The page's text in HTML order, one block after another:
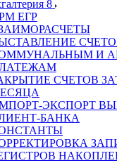
8
ЕГР
И
СЧЕТОВ
ЭКСПОРТ
БАНКА